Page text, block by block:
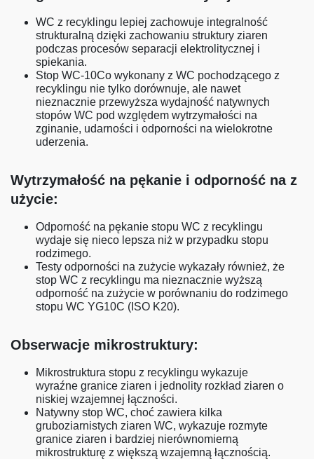
WC z recyklingu lepiej zachowuje integralność
strukturalną dzięki zachowaniu struktury ziaren
podczas procesów separacji elektrolitycznej i
spiekania.
Stop WC-10Co wykonany z WC pochodzącego z
recyklingu nie tylko dorównuje, ale nawet
nieznacznie przewyższa wydajność natywnych
stopów WC pod względem wytrzymałości na
zginanie, udarności i odporności na wielokrotne
uderzenia.
Wytrzymałość na pękanie i odporność na z
użycie:
Odporność na pękanie stopu WC z recyklingu
wydaje się nieco lepsza niż w przypadku stopu
rodzimego.
Testy odporności na zużycie wykazały również, że
stop WC z recyklingu ma nieznacznie wyższą
odporność na zużycie w porównaniu do rodzimego
stopu WC YG10C (ISO K20).
Obserwacje mikrostruktury:
Mikrostruktura stopu z recyklingu wykazuje
wyraźne granice ziaren i jednolity rozkład ziaren o
niskiej wzajemnej łączności.
Natywny stop WC, choć zawiera kilka
gruboziarnistych ziaren WC, wykazuje rozmyte
granice ziaren i bardziej nierównomierną
mikrostrukturę z większą wzajemną łącznością.